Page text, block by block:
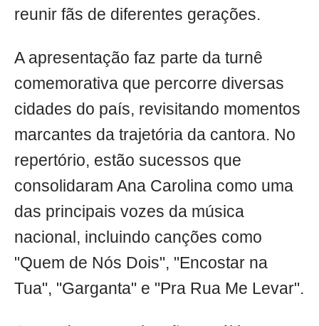
reunir fãs de diferentes gerações.
A apresentação faz parte da turnê
comemorativa que percorre diversas
cidades do país, revisitando momentos
marcantes da trajetória da cantora. No
repertório, estão sucessos que
consolidaram Ana Carolina como uma
das principais vozes da música
nacional, incluindo canções como
"Quem de Nós Dois", "Encostar na
Tua", "Garganta" e "Pra Rua Me Levar".